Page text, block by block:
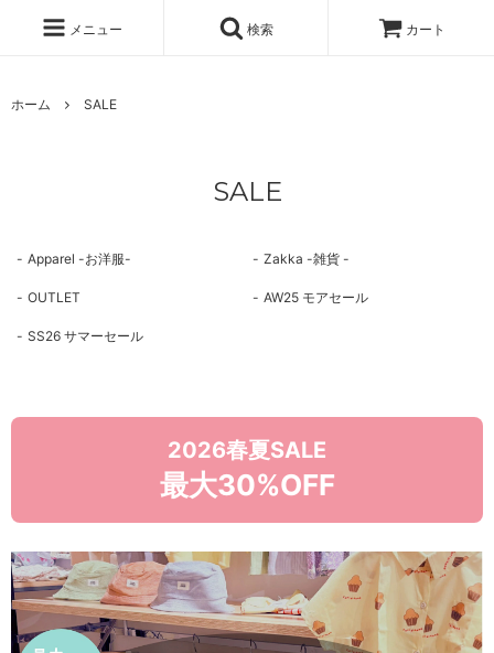
メニュー 検索 カート
ホーム SALE
SALE
Apparel -お洋服- Zakka -雑貨 -
OUTLET AW25 モアセール
SS26 サマーセール
2026春夏SALE
最大30%OFF